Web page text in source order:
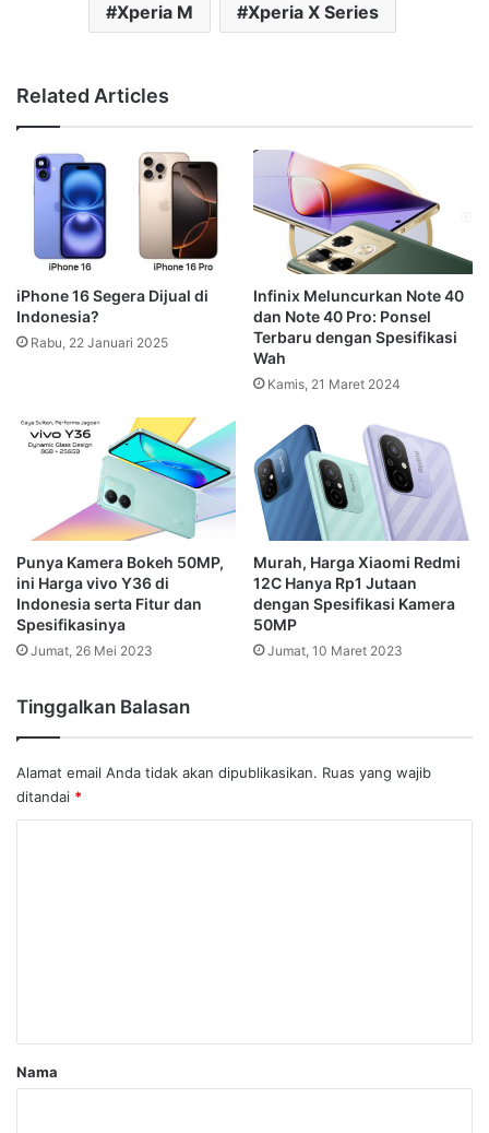
Xperia M Xperia X Series
Related Articles
iPhone 16 Segera Dijual di
Indonesia?
Rabu, 22 Januari 2025
Infinix Meluncurkan Note 40
dan Note 40 Pro: Ponsel
Terbaru dengan Spesifikasi
Wah
Kamis, 21 Maret 2024
Punya Kamera Bokeh 50MP,
ini Harga vivo Y36 di
Indonesia serta Fitur dan
Spesifikasinya
Jumat, 26 Mei 2023
Murah, Harga Xiaomi Redmi
12C Hanya Rp1 Jutaan
dengan Spesifikasi Kamera
50MP
Jumat, 10 Maret 2023
Tinggalkan Balasan
Alamat email Anda tidak akan dipublikasikan. Ruas yang wajib
ditandai *
r
Nama